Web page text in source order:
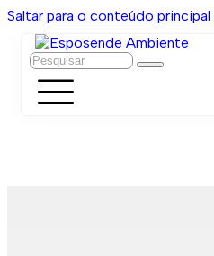
Saltar para o conteúdo principal
Pesquisar